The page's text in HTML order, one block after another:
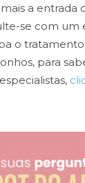
a entrada
se com um
o tratamento
para